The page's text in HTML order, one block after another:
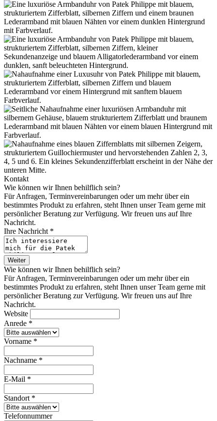
Kontakt
Wie können wir Ihnen behilflich sein?
Für Anfragen, Terminvereinbarungen oder um mehr über ein
bestimmtes Produkt zu erfahren, steht Ihnen unser Team gerne mit
persönlicher Beratung zur Verfügung. Wir freuen uns auf Ihre
Nachricht.
Ihre Nachricht *
Weiter
Wie können wir Ihnen behilflich sein?
Für Anfragen, Terminvereinbarungen oder um mehr über ein
bestimmtes Produkt zu erfahren, steht Ihnen unser Team gerne mit
persönlicher Beratung zur Verfügung. Wir freuen uns auf Ihre
Nachricht.
Website
Anrede *
Vorname *
Nachname *
E-Mail *
Standort *
Telefonnummer